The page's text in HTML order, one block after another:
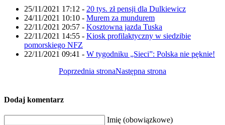
25/11/2021 17:12 - 20 tys. zł pensji dla Dulkiewicz
24/11/2021 10:10 - Murem za mundurem
22/11/2021 20:57 - Kosztowna jazda Tuska
22/11/2021 14:55 - Kiosk profilaktyczny w siedzibie
pomorskiego NFZ
22/11/2021 09:41 - W tygodniku „Sieci”: Polska nie pęknie!
Poprzednia stronaNastępna strona
Dodaj komentarz
Imię (obowiązkowe)